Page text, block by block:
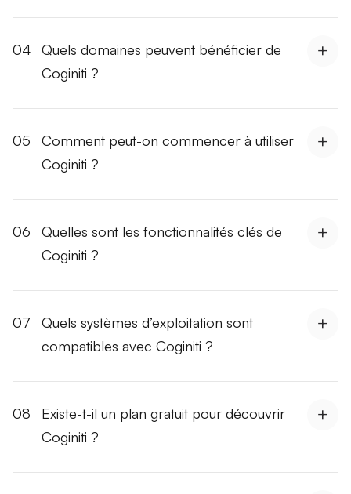
04
Quels domaines peuvent bénéficier de
Coginiti ?
05
Comment peut-on commencer à utiliser
Coginiti ?
06
Quelles sont les fonctionnalités clés de
Coginiti ?
07
Quels systèmes d’exploitation sont
compatibles avec Coginiti ?
08
Existe-t-il un plan gratuit pour découvrir
Coginiti ?